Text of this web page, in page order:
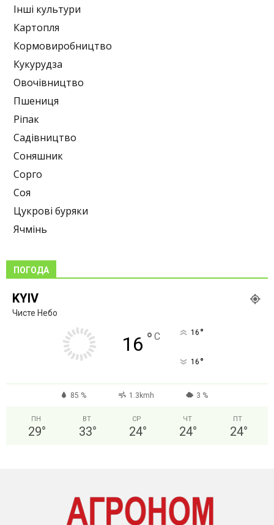
Інші культури
Картопля
Кормовиробництво
Кукурудза
Овочівництво
Пшениця
Ріпак
Садівництво
Соняшник
Сорго
Соя
Цукрові буряки
Ячмінь
ПОГОДА
KYIV
Чисте Небо
16 ° C 16 °
16 °
85 % 1.3kmh 3 %
ПН
29°
ВТ
33°
СР
24°
ЧТ
24°
ПТ
24°